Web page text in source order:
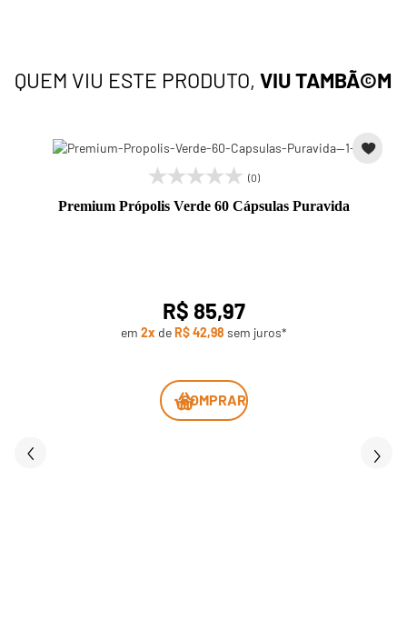
QUEM VIU ESTE PRODUTO, VIU TAMBÃ©M
(0)
Premium Própolis Verde 60 Cápsulas Puravida
R$ 85,97
em 2x deR$ 42,98 sem juros*
COMPRAR